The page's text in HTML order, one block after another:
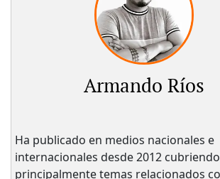
Armando Ríos
Ha publicado en medios nacionales e
internacionales desde 2012 cubriendo
principalmente temas relacionados